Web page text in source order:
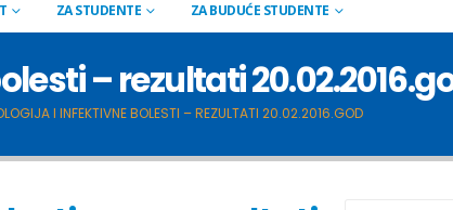
ZA STUDENTE ZA BUDUĆE STUDENTE
– rezultati
I INFEKTIVNE BOLESTI – REZULTATI 20.02.2016.GOD